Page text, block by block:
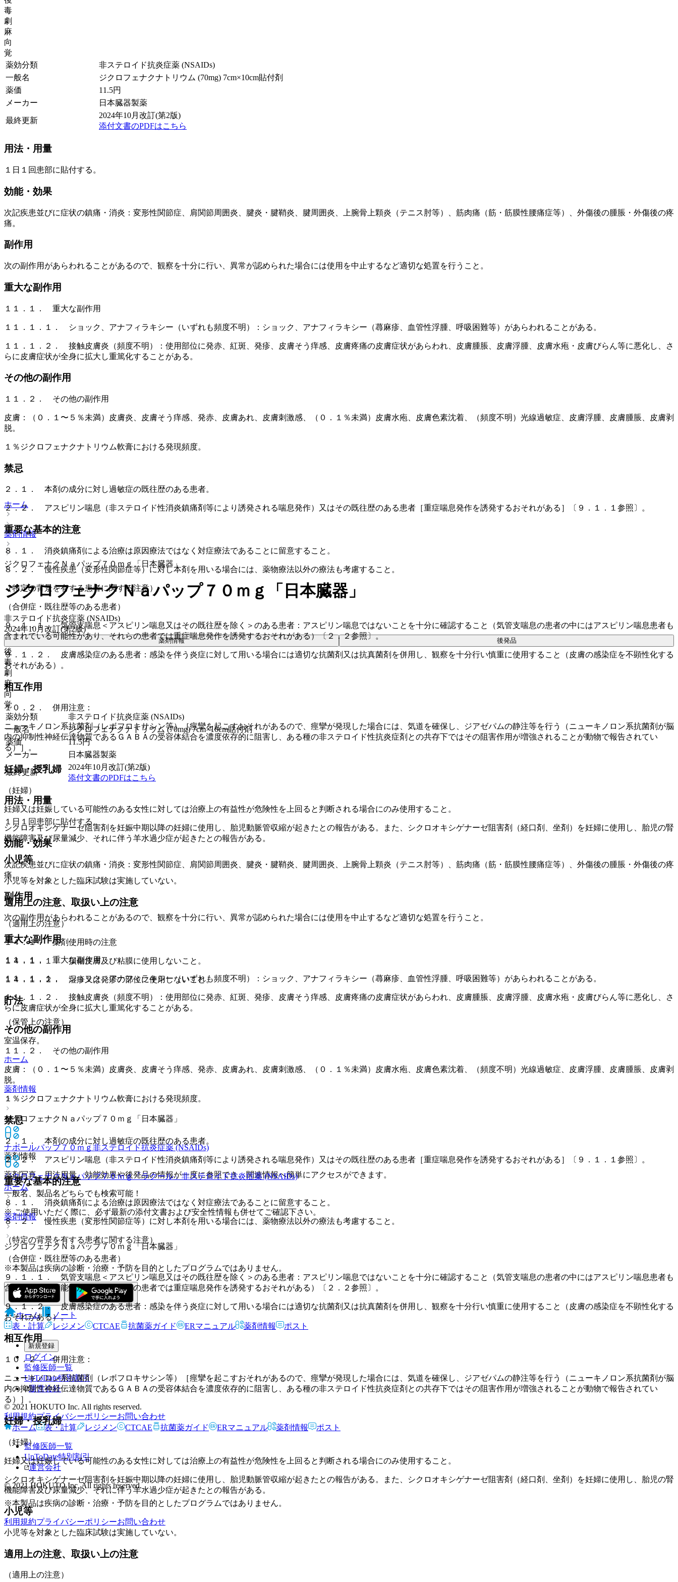
毒
劇
麻
向
覚
薬効分類
非ステロイド抗炎症薬 (NSAIDs)
一般名
ジクロフェナクナトリウム (70mg) 7cm×10cm貼付剤
薬価
11.5円
メーカー
日本臓器製薬
最終更新
2024年10月改訂(第2版)
添付文書のPDFはこちら
用法・用量
１日１回患部に貼付する。
効能・効果
次記疾患並びに症状の鎮痛・消炎：変形性関節症、肩関節周囲炎、腱炎・腱鞘炎、腱周囲炎、上腕骨上顆炎（テニス肘等）、筋肉痛（筋・筋膜性腰痛症等）、外傷後の腫脹・外傷後の疼
痛。
副作用
次の副作用があらわれることがあるので、観察を十分に行い、異常が認められた場合には使用を中止するなど適切な処置を行うこと。
重大な副作用
１１．１． 重大な副作用
１１．１．１． ショック、アナフィラキシー（いずれも頻度不明）：ショック、アナフィラキシー（蕁麻疹、血管性浮腫、呼吸困難等）があらわれることがある。
１１．１．２． 接触皮膚炎（頻度不明）：使用部位に発赤、紅斑、発疹、皮膚そう痒感、皮膚疼痛の皮膚症状があらわれ、皮膚腫脹、皮膚浮腫、皮膚水疱・皮膚びらん等に悪化し、さ
らに皮膚症状が全身に拡大し重篤化することがある。
その他の副作用
１１．２． その他の副作用
皮膚：（０．１〜５％未満）皮膚炎、皮膚そう痒感、発赤、皮膚あれ、皮膚刺激感、（０．１％未満）皮膚水疱、皮膚色素沈着、（頻度不明）光線過敏症、皮膚浮腫、皮膚腫脹、皮膚剥
脱。
１％ジクロフェナクナトリウム軟膏における発現頻度。
禁忌
２．１． 本剤の成分に対し過敏症の既往歴のある患者。
２．２． アスピリン喘息（非ステロイド性消炎鎮痛剤等により誘発される喘息発作）又はその既往歴のある患者［重症喘息発作を誘発するおそれがある］〔９．１．１参照〕。
重要な基本的注意
８．１． 消炎鎮痛剤による治療は原因療法ではなく対症療法であることに留意すること。
８．２． 慢性疾患（変形性関節症等）に対し本剤を用いる場合には、薬物療法以外の療法も考慮すること。
（特定の背景を有する患者に関する注意）
（合併症・既往歴等のある患者）
９．１．１． 気管支喘息＜アスピリン喘息又はその既往歴を除く＞のある患者：アスピリン喘息ではないことを十分に確認すること（気管支喘息の患者の中にはアスピリン喘息患者も
含まれている可能性があり、それらの患者では重症喘息発作を誘発するおそれがある）〔２．２参照〕。
９．１．２． 皮膚感染症のある患者：感染を伴う炎症に対して用いる場合には適切な抗菌剤又は抗真菌剤を併用し、観察を十分行い慎重に使用すること（皮膚の感染症を不顕性化する
おそれがある）。
相互作用
１０．２． 併用注意：
ニューキノロン系抗菌剤（レボフロキサシン等）［痙攣を起こすおそれがあるので、痙攣が発現した場合には、気道を確保し、ジアゼパムの静注等を行う（ニューキノロン系抗菌剤が脳
内の抑制性神経伝達物質であるＧＡＢＡの受容体結合を濃度依存的に阻害し、ある種の非ステロイド性抗炎症剤との共存下ではその阻害作用が増強されることが動物で報告されてい
る）］。
妊婦・授乳婦
（妊婦）
妊婦又は妊娠している可能性のある女性に対しては治療上の有益性が危険性を上回ると判断される場合にのみ使用すること。
シクロオキシゲナーゼ阻害剤を妊娠中期以降の妊婦に使用し、胎児動脈管収縮が起きたとの報告がある。また、シクロオキシゲナーゼ阻害剤（経口剤、坐剤）を妊婦に使用し、胎児の腎
機能障害及び尿量減少、それに伴う羊水過少症が起きたとの報告がある。
小児等
小児等を対象とした臨床試験は実施していない。
適用上の注意、取扱い上の注意
（適用上の注意）
１４．１． 薬剤使用時の注意
１４．１．１． 損傷皮膚及び粘膜に使用しないこと。
１４．１．２． 湿疹又は発疹の部位に使用しないこと。
貯法
（保管上の注意）
室温保存。
ホーム
薬剤情報
ジクロフェナクＮａパップ７０ｍｇ「日本臓器」
ナボールパップ７０ｍｇ 非ステロイド抗炎症薬 (NSAIDs)
ジクロフェナクＮａパップ７０ｍｇ「ラクール」非ステロイド抗炎症薬 (NSAIDs)
ホーム
薬剤情報
ジクロフェナクＮａパップ７０ｍｇ「日本臓器」
ホーム
薬剤情報
ジクロフェナクＮａパップ７０ｍｇ「日本臓器」
ジクロフェナクＮａパップ７０ｍｇ「日本臓器」
非ステロイド抗炎症薬 (NSAIDs)
2024年10月改訂(第2版)
薬剤情報 後発品
後
毒
劇
麻
向
覚
薬効分類
非ステロイド抗炎症薬 (NSAIDs)
一般名
ジクロフェナクナトリウム (70mg) 7cm×10cm貼付剤
薬価
11.5円
メーカー
日本臓器製薬
最終更新
2024年10月改訂(第2版)
添付文書のPDFはこちら
用法・用量
１日１回患部に貼付する。
効能・効果
次記疾患並びに症状の鎮痛・消炎：変形性関節症、肩関節周囲炎、腱炎・腱鞘炎、腱周囲炎、上腕骨上顆炎（テニス肘等）、筋肉痛（筋・筋膜性腰痛症等）、外傷後の腫脹・外傷後の疼
痛。
副作用
次の副作用があらわれることがあるので、観察を十分に行い、異常が認められた場合には使用を中止するなど適切な処置を行うこと。
重大な副作用
１１．１． 重大な副作用
１１．１．１． ショック、アナフィラキシー（いずれも頻度不明）：ショック、アナフィラキシー（蕁麻疹、血管性浮腫、呼吸困難等）があらわれることがある。
１１．１．２． 接触皮膚炎（頻度不明）：使用部位に発赤、紅斑、発疹、皮膚そう痒感、皮膚疼痛の皮膚症状があらわれ、皮膚腫脹、皮膚浮腫、皮膚水疱・皮膚びらん等に悪化し、さ
らに皮膚症状が全身に拡大し重篤化することがある。
その他の副作用
１１．２． その他の副作用
皮膚：（０．１〜５％未満）皮膚炎、皮膚そう痒感、発赤、皮膚あれ、皮膚刺激感、（０．１％未満）皮膚水疱、皮膚色素沈着、（頻度不明）光線過敏症、皮膚浮腫、皮膚腫脹、皮膚剥
脱。
１％ジクロフェナクナトリウム軟膏における発現頻度。
禁忌
２．１． 本剤の成分に対し過敏症の既往歴のある患者。
２．２． アスピリン喘息（非ステロイド性消炎鎮痛剤等により誘発される喘息発作）又はその既往歴のある患者［重症喘息発作を誘発するおそれがある］〔９．１．１参照〕。
重要な基本的注意
８．１． 消炎鎮痛剤による治療は原因療法ではなく対症療法であることに留意すること。
８．２． 慢性疾患（変形性関節症等）に対し本剤を用いる場合には、薬物療法以外の療法も考慮すること。
（特定の背景を有する患者に関する注意）
（合併症・既往歴等のある患者）
９．１．１． 気管支喘息＜アスピリン喘息又はその既往歴を除く＞のある患者：アスピリン喘息ではないことを十分に確認すること（気管支喘息の患者の中にはアスピリン喘息患者も
含まれている可能性があり、それらの患者では重症喘息発作を誘発するおそれがある）〔２．２参照〕。
９．１．２． 皮膚感染症のある患者：感染を伴う炎症に対して用いる場合には適切な抗菌剤又は抗真菌剤を併用し、観察を十分行い慎重に使用すること（皮膚の感染症を不顕性化する
おそれがある）。
相互作用
１０．２． 併用注意：
ニューキノロン系抗菌剤（レボフロキサシン等）［痙攣を起こすおそれがあるので、痙攣が発現した場合には、気道を確保し、ジアゼパムの静注等を行う（ニューキノロン系抗菌剤が脳
内の抑制性神経伝達物質であるＧＡＢＡの受容体結合を濃度依存的に阻害し、ある種の非ステロイド性抗炎症剤との共存下ではその阻害作用が増強されることが動物で報告されてい
る）］。
妊婦・授乳婦
（妊婦）
妊婦又は妊娠している可能性のある女性に対しては治療上の有益性が危険性を上回ると判断される場合にのみ使用すること。
シクロオキシゲナーゼ阻害剤を妊娠中期以降の妊婦に使用し、胎児動脈管収縮が起きたとの報告がある。また、シクロオキシゲナーゼ阻害剤（経口剤、坐剤）を妊婦に使用し、胎児の腎
機能障害及び尿量減少、それに伴う羊水過少症が起きたとの報告がある。
小児等
小児等を対象とした臨床試験は実施していない。
適用上の注意、取扱い上の注意
（適用上の注意）
薬剤情報
薬剤写真、用法用量、効能効果や後発品の情報が一度に参照でき、関連情報へ簡単にアクセスができます。
一般名、製品名どちらでも検索可能！
※ ご使用いただく際に、必ず最新の添付文書および安全性情報も併せてご確認下さい。
※本製品は疾病の診断・治療・予防を目的としたプログラムではありません。
ホーム
ノート
表・計算
レジメン CTCAE 抗菌薬ガイド ERマニュアル 薬剤情報 ポスト
新規登録
ログイン
監修医師一覧
UpToDate特別割引
運営会社
© 2021 HOKUTO Inc. All rights reserved.
利用規約プライバシーポリシーお問い合わせ
ホーム
表・計算 レジメン CTCAE 抗菌薬ガイド ERマニュアル 薬剤情報 ポスト
監修医師一覧
UpToDate特別割引
運営会社
© 2021 HOKUTO Inc. All rights reserved.
※本製品は疾病の診断・治療・予防を目的としたプログラムではありません。
利用規約プライバシーポリシーお問い合わせ